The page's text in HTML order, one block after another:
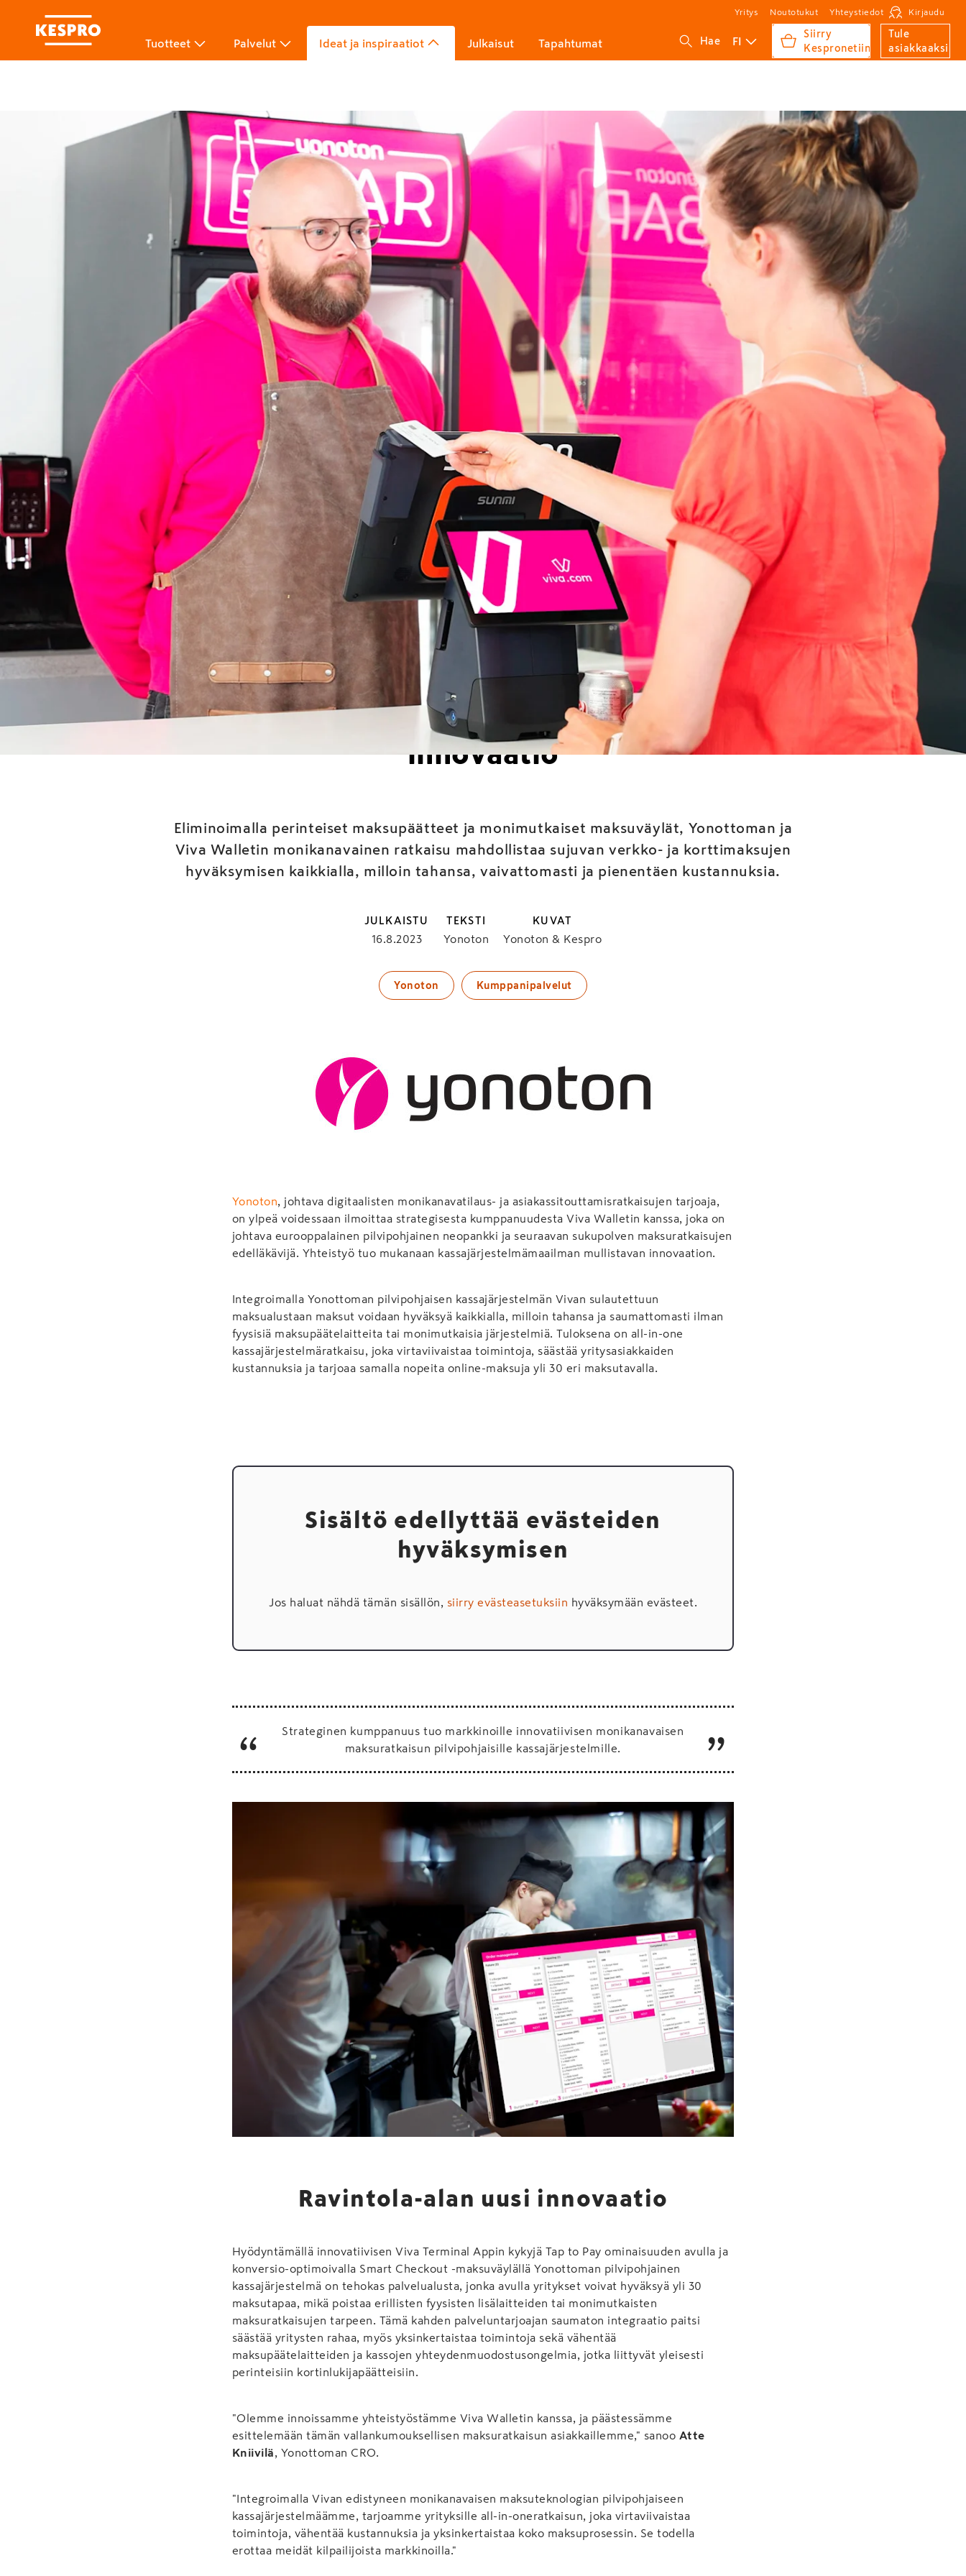
Yritys Noutotukut Yhteystiedot Kirjaudu
Tuotteet Palvelut Ideat ja inspiraatiot Julkaisut Tapahtumat Hae FI
Siirry
Kespronetiin
Tule
asiakkaaksi
Yonoton x Viva Wallet – kassa ilman
maksupäätettä on ravintola-alan uusi
innovaatio
Eliminoimalla perinteiset maksupäätteet ja monimutkaiset maksuväylät, Yonottoman ja
Viva Walletin monikanavainen ratkaisu mahdollistaa sujuvan verkko- ja korttimaksujen
hyväksymisen kaikkialla, milloin tahansa, vaivattomasti ja pienentäen kustannuksia.
JULKAISTU
16.8.2023
TEKSTI
Yonoton
KUVAT
Yonoton & Kespro
Yonoton Kumppanipalvelut
Yonoton , johtava digitaalisten monikanavatilaus- ja asiakassitouttamisratkaisujen tarjoaja,
on ylpeä voidessaan ilmoittaa strategisesta kumppanuudesta Viva Walletin kanssa, joka on
johtava eurooppalainen pilvipohjainen neopankki ja seuraavan sukupolven maksuratkaisujen
edelläkävijä. Yhteistyö tuo mukanaan kassajärjestelmämaailman mullistavan innovaation.
Integroimalla Yonottoman pilvipohjaisen kassajärjestelmän Vivan sulautettuun
maksualustaan maksut voidaan hyväksyä kaikkialla, milloin tahansa ja saumattomasti ilman
fyysisiä maksupäätelaitteita tai monimutkaisia järjestelmiä. Tuloksena on all-in-one
kassajärjestelmäratkaisu, joka virtaviivaistaa toimintoja, säästää yritysasiakkaiden
kustannuksia ja tarjoaa samalla nopeita online-maksuja yli 30 eri maksutavalla.
Sisältö edellyttää evästeiden
hyväksymisen
Jos haluat nähdä tämän sisällön, siirry evästeasetuksiin hyväksymään evästeet.
Strateginen kumppanuus tuo markkinoille innovatiivisen monikanavaisen
maksuratkaisun pilvipohjaisille kassajärjestelmille.
Ravintola-alan uusi innovaatio
Hyödyntämällä innovatiivisen Viva Terminal Appin kykyjä Tap to Pay ominaisuuden avulla ja
konversio-optimoivalla Smart Checkout -maksuväylällä Yonottoman pilvipohjainen
kassajärjestelmä on tehokas palvelualusta, jonka avulla yritykset voivat hyväksyä yli 30
maksutapaa, mikä poistaa erillisten fyysisten lisälaitteiden tai monimutkaisten
maksuratkaisujen tarpeen. Tämä kahden palveluntarjoajan saumaton integraatio paitsi
säästää yritysten rahaa, myös yksinkertaistaa toimintoja sekä vähentää
maksupäätelaitteiden ja kassojen yhteydenmuodostusongelmia, jotka liittyvät yleisesti
perinteisiin kortinlukijapäätteisiin.
"Olemme innoissamme yhteistyöstämme Viva Walletin kanssa, ja päästessämme
esittelemään tämän vallankumouksellisen maksuratkaisun asiakkaillemme," sanoo Atte
Kniivilä , Yonottoman CRO.
"Integroimalla Vivan edistyneen monikanavaisen maksuteknologian pilvipohjaiseen
kassajärjestelmäämme, tarjoamme yrityksille all-in-oneratkaisun, joka virtaviivaistaa
toimintoja, vähentää kustannuksia ja yksinkertaistaa koko maksuprosessin. Se todella
erottaa meidät kilpailijoista markkinoilla."